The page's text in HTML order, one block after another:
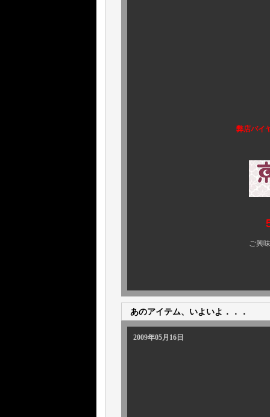
弊店バイ
ご興味のある方、ぜひ
あのアイテム、いよいよ．．．
2009年05月16日